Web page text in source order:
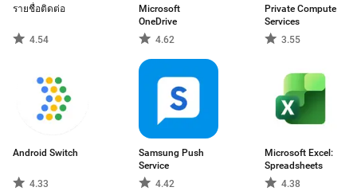
รายชื่อติดต่อ
4.54
Microsoft
OneDrive
4.62
Private Compute
Services
3.55
Android Switch
4.33
Samsung Push
Service
4.42
Microsoft Excel:
Spreadsheets
4.38